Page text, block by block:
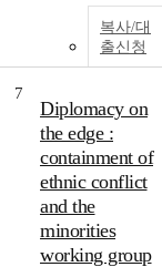
복사/대
출신청
7
Diplomacy on
the edge :
containment of
ethnic conflict
and the
minorities
working group